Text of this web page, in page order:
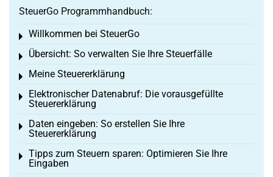
SteuerGo Programmhandbuch:
Willkommen bei SteuerGo
Toggle menu
Übersicht: So verwalten Sie Ihre Steuerfälle
Toggle menu
Meine Steuererklärung
Toggle menu
Elektronischer Datenabruf: Die vorausgefüllte
Steuererklärung
Toggle menu
Daten eingeben: So erstellen Sie Ihre
Steuererklärung
Toggle menu
Tipps zum Steuern sparen: Optimieren Sie Ihre
Eingaben
Toggle menu